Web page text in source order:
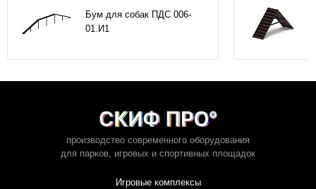
Бум для собак ПДС 006-
01.И1
производство современного оборудования
для парков, игровых и спортивных площадок
Игровые комплексы